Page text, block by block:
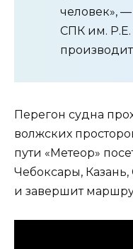
человек»,
СПК им. Р.Е.
Перегон судна
волжских
пути «Метеор»
Чебоксары, Казань,
и завершит